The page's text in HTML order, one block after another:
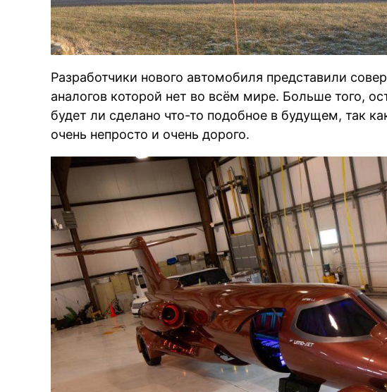
Разработчики нового автомобиля представили
аналогов которой нет во всём мире. Больше того,
будет ли сделано что-то подобное в будущем, так
очень непросто и очень дорого.